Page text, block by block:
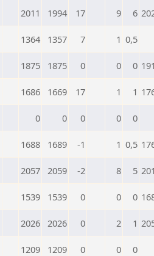
2011 1994 17 9 6
1364 1357 7 1 0,5
1875 1875 0 0 0
1686 1669 17 1 1
0 0 0 0 0
1688 1689 -1 1 0,5
2057 2059 -2 8 5
1539 1539 0 0 0
2026 2026 0 2 1
1209 1209 0 0 0